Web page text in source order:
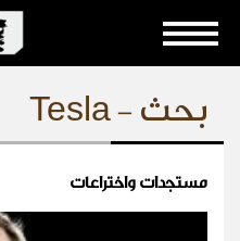
بحث - Tesla
مستجدات واختراعات